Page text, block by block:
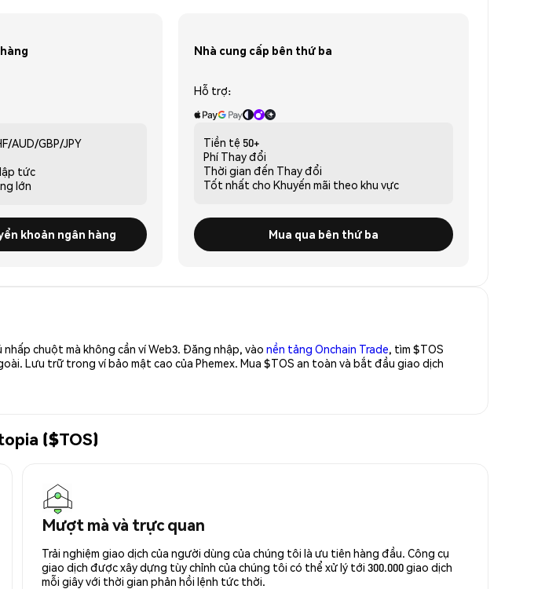
AUD/GBP/JPY
tức
lớn
khoản ngân hàng
Nhà cung cấp bên thứ ba
Hỗ trợ:
Tiền tệ 50+
Phí Thay đổi
Thời gian đến Thay đổi
Tốt nhất cho Khuyến mãi theo khu vực
Mua qua bên thứ ba
chuột mà không cần ví Web3. Đăng nhập, vào nền tảng Onchain Trade, tìm $TOS
Lưu trữ trong ví bảo mật cao của Phemex. Mua $TOS an toàn và bắt đầu giao dịch
($TOS)
Mượt mà và trực quan
Trải nghiệm giao dịch của người dùng của chúng tôi là ưu tiên hàng đầu. Công cụ
giao dịch được xây dựng tùy chỉnh của chúng tôi có thể xử lý tới 300.000 giao dịch
mỗi giây với thời gian phản hồi lệnh tức thời.